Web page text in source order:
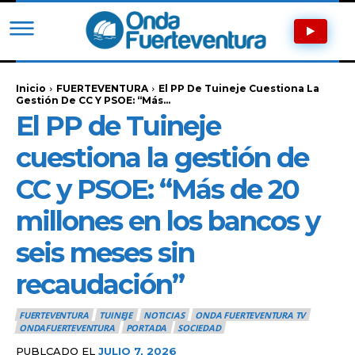
Inicio FUERTEVENTURA
El PP De Tuineje Cuestiona La
Gestión De CC Y PSOE: “Más...
El PP de Tuineje
cuestiona la gestión de
CC y PSOE: “Más de 20
millones en los bancos y
seis meses sin
recaudación”
FUERTEVENTURA TUINEJE NOTICIAS
ONDA FUERTEVENTURA TV
ONDAFUERTEVENTURA
PORTADA SOCIEDAD
PUBLCADO EL JULIO 7, 2026